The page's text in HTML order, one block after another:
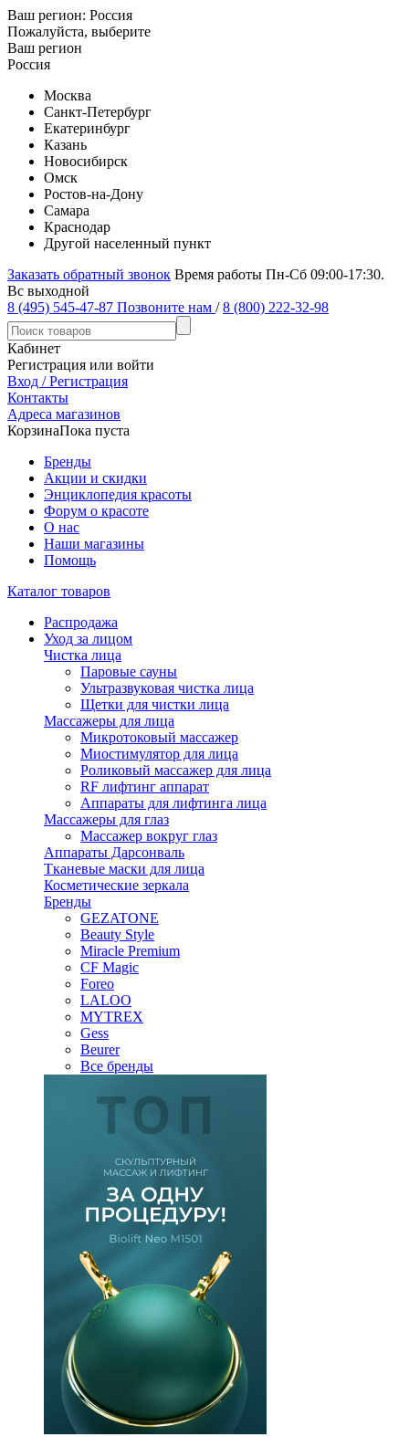
Ваш регион: Россия
Пожалуйста, выберите
Ваш регион
Россия
Москва
Санкт-Петербург
Екатеринбург
Казань
Новосибирск
Омск
Ростов-на-Дону
Самара
Краснодар
Другой населенный пункт
Заказать обратный звонок Время работы Пн-Сб 09:00-17:30.
Вс выходной
8 (495) 545-47-87 Позвоните нам / 8 (800) 222-32-98
Кабинет
Регистрация или войти
Вход / Регистрация
Контакты
Адреса магазинов
КорзинаПока пуста
Бренды
Акции и скидки
Энциклопедия красоты
Форум о красоте
О нас
Наши магазины
Помощь
Каталог товаров
Распродажа
Уход за лицом
Чистка лица
Паровые сауны
Ультразвуковая чистка лица
Щетки для чистки лица
Массажеры для лица
Микротоковый массажер
Миостимулятор для лица
Роликовый массажер для лица
RF лифтинг аппарат
Аппараты для лифтинга лица
Массажеры для глаз
Массажер вокруг глаз
Аппараты Дарсонваль
Тканевые маски для лица
Косметические зеркала
Бренды
GEZATONE
Beauty Style
Miracle Premium
CF Magic
Foreo
LALOO
MYTREX
Gess
Beurer
Все бренды